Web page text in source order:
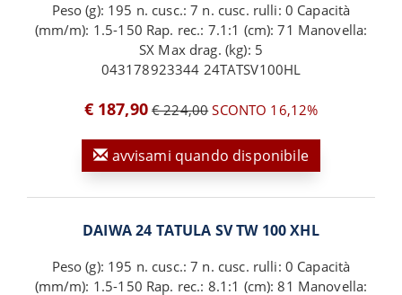
Peso (g): 195 n. cusc.: 7 n. cusc. rulli: 0 Capacità
(mm/m): 1.5-150 Rap. rec.: 7.1:1 (cm): 71 Manovella:
SX Max drag. (kg): 5
043178923344 24TATSV100HL
€ 187,90 € 224,00SCONTO 16,12%
avvisami quando disponibile
DAIWA 24 TATULA SV TW 100 XHL
Peso (g): 195 n. cusc.: 7 n. cusc. rulli: 0 Capacità
(mm/m): 1.5-150 Rap. rec.: 8.1:1 (cm): 81 Manovella: